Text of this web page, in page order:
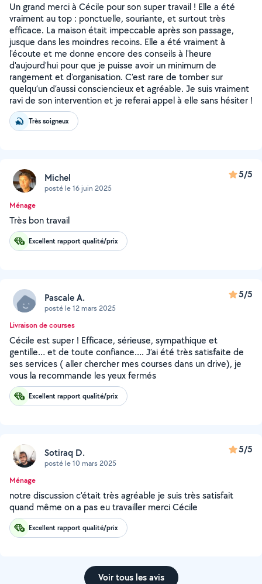
Un grand merci à Cécile pour son super travail ! Elle a été
vraiment au top : ponctuelle, souriante, et surtout très
efficace. La maison était impeccable après son passage,
jusque dans les moindres recoins. Elle a été vraiment à
l'écoute et me donne encore des conseils à l'heure
d'aujourd'hui pour que je puisse avoir un minimum de
rangement et d'organisation. C’est rare de tomber sur
quelqu’un d’aussi consciencieux et agréable. Je suis vraiment
ravi de son intervention et je referai appel à elle sans hésiter !
Très soigneux
Michel
posté le 16 juin 2025
5/5
Ménage
Très bon travail
Excellent rapport qualité/prix
Pascale A.
posté le 12 mars 2025
5/5
Livraison de courses
Cécile est super ! Efficace, sérieuse, sympathique et
gentille… et de toute confiance…. J’ai été très satisfaite de
ses services ( aller chercher mes courses dans un drive), je
vous la recommande les yeux fermés
Excellent rapport qualité/prix
Sotiraq D.
posté le 10 mars 2025
5/5
Ménage
notre discussion c'était très agréable je suis très satisfait
quand même on a pas eu travailler merci Cécile
Excellent rapport qualité/prix
Voir tous les avis